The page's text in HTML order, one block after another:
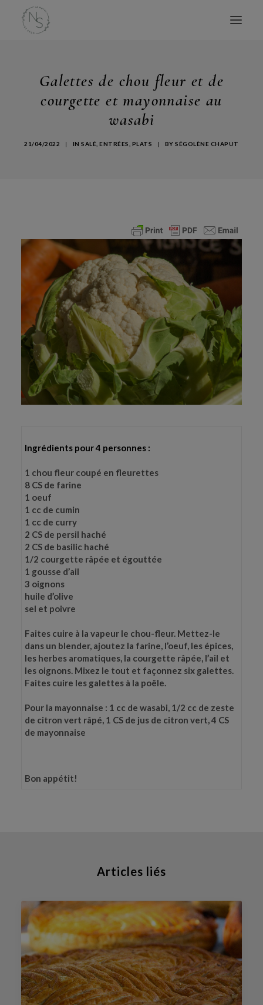
CONSULTATIONS
ATELIERS
RECHERCHE
Galettes de chou fleur et de
courgette et mayonnaise au
wasabi
21/04/2022 | INSALÉ ,ENTRÉES PLATS | BYSÉGOLÈNE CHAPUT
Ingrédients pour 4 personnes :
1 chou fleur coupé en fleurettes
8 CS de farine
1 oeuf
1 cc de cumin
1 cc de curry
2 CS de persil haché
2 CS de basilic haché
1/2 courgette râpée et égouttée
1 gousse d’ail
3 oignons
huile d’olive
sel et poivre
Faites cuire à la vapeur le chou-fleur. Mettez-le
dans un blender, ajoutez la farine, l’oeuf, les épices,
les herbes aromatiques, la courgette râpée, l’ail et
les oignons. Mixez le tout et façonnez six galettes.
Faites cuire les galettes à la poêle.
Pour la mayonnaise : 1 cc de wasabi, 1/2 cc de zeste
de citron vert râpé, 1 CS de jus de citron vert, 4 CS
de mayonnaise
Bon appétit!
Articles liés